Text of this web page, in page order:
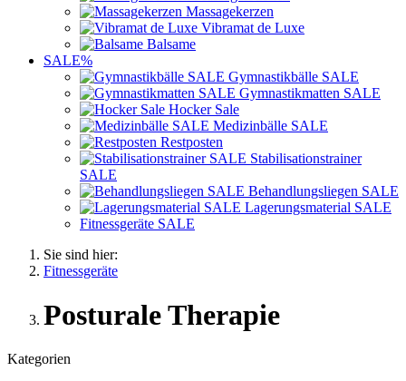
Massagekerzen
Vibramat de Luxe
Balsame
SALE%
Gymnastikbälle SALE
Gymnastikmatten SALE
Hocker Sale
Medizinbälle SALE
Restposten
Stabilisationstrainer
SALE
Behandlungsliegen SALE
Lagerungsmaterial SALE
Fitnessgeräte SALE
Sie sind hier:
Fitnessgeräte
Posturale Therapie
Kategorien